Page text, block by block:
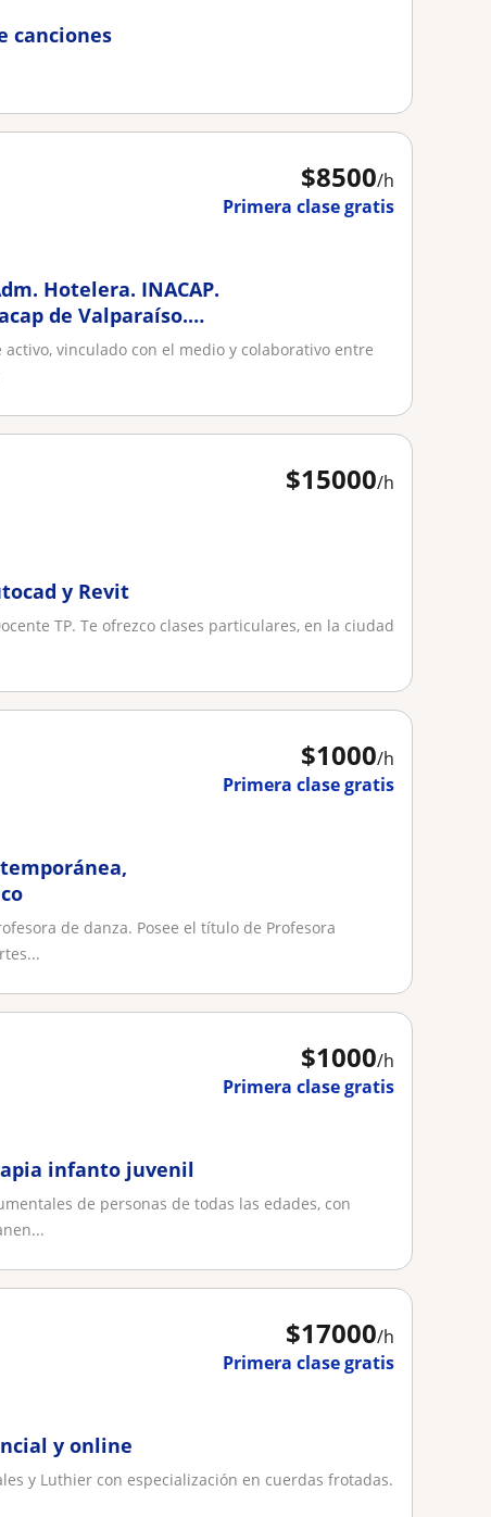
canciones
$8500/h
Primera clase gratis
Hotelera. INACAP.
de Valparaíso.
vinculado con el medio y colaborativo entre
$15000/h
y Revit
TP. Te ofrezco clases particulares, en la ciudad
$1000/h
Primera clase gratis
de danza. Posee el título de Profesora
$1000/h
Primera clase gratis
infanto juvenil
de personas de todas las edades, con
$17000/h
Primera clase gratis
y online
y Luthier con especialización en cuerdas frotadas.